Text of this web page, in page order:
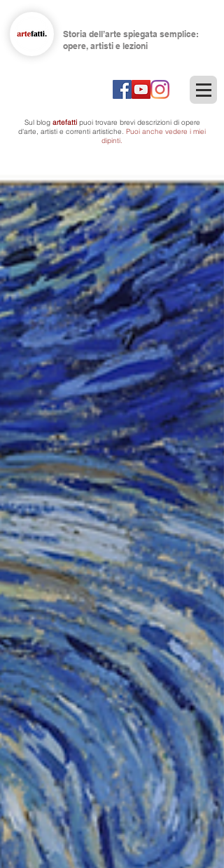
Storia dell’arte spiegata semplice:
opere, artisti e lezioni
Sul blog artefattipuoi trovare brevi descrizioni di opere
d'arte, artisti e correnti artistiche. Puoi anche vedere i miei
dipinti.